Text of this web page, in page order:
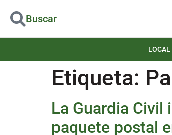
Buscar
LOCAL
Etiqueta:
La Guardia
paquete postal